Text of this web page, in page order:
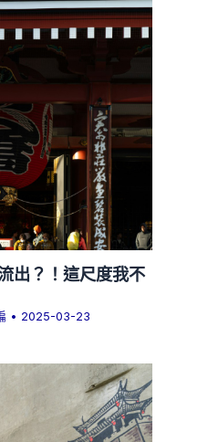
出？！這尺度我不
• 2025-03-23